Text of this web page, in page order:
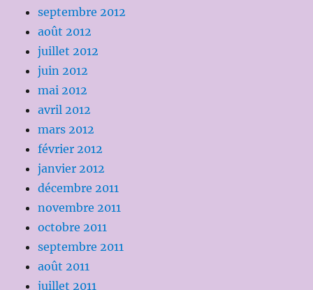
septembre 2012
août 2012
juillet 2012
juin 2012
mai 2012
avril 2012
mars 2012
février 2012
janvier 2012
décembre 2011
novembre 2011
octobre 2011
septembre 2011
août 2011
juillet 2011